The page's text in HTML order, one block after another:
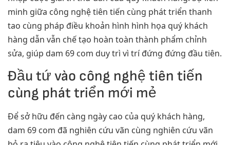
minh giữa công nghệ tiên tiến cùng phát triển thanh
tao cùng pháp điều khoản hình hình họa quý khách
hàng dẫn vẫn chế tạo hoàn toàn thành phẩm chỉnh
sửa, giúp dam 69 com duy trì vì trí đứng đứng đầu tiên.
Đầu tứ vào công nghệ tiên tiến
cùng phát triển mới mẻ
Để sở hữu đến càng ngày cao của quý khách hàng,
dam 69 com đã nghiên cứu vãn cùng nghiên cứu vãn